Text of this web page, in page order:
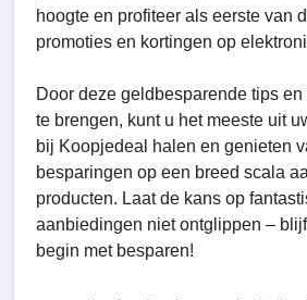
hoogte en profiteer als eerste van
promoties en kortingen op
Door deze geldbesparende tips
te brengen, kunt u het meeste uit
bij Koopjedeal halen en genieten
besparingen op een breed scala
producten. Laat de kans op
aanbiedingen niet ontglippen –
begin met besparen!